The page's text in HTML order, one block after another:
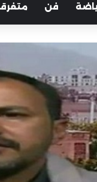
فن